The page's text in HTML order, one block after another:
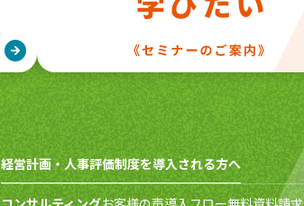
経営計画・人事評価制度を導入される方へ